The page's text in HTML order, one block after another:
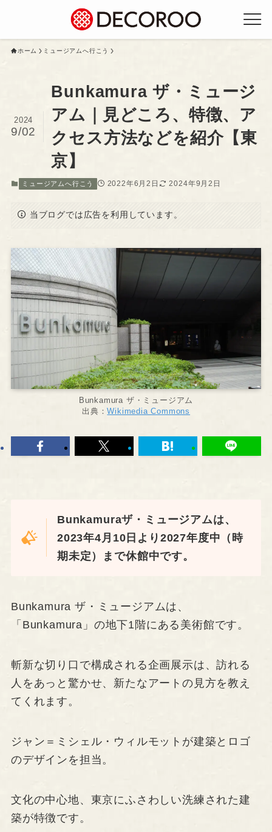
ホーム ミュージアムへ行こう
Bunkamura ザ・ミュージ
アム｜見どころ、特徴、ア
クセス方法などを紹介【東
京】
2024
9/02
ミュージアムへ行こう 2022年6月2日 2024年9月2日
当ブログでは広告を利用しています。
Bunkamura ザ・ミュージアム
出典：Wikimedia Commons
Bunkamuraザ・ミュージアムは、
2023年4月10日より2027年度中（時
期未定）まで休館中です。
Bunkamura ザ・ミュージアムは、
「Bunkamura」の地下1階にある美術館です。
斬新な切り口で構成される企画展示は、訪れる
人をあっと驚かせ、新たなアートの見方を教え
てくれます。
ジャン＝ミシェル・ウィルモットが建築とロゴ
のデザインを担当。
文化の中心地、東京にふさわしい洗練された建
築が特徴です。